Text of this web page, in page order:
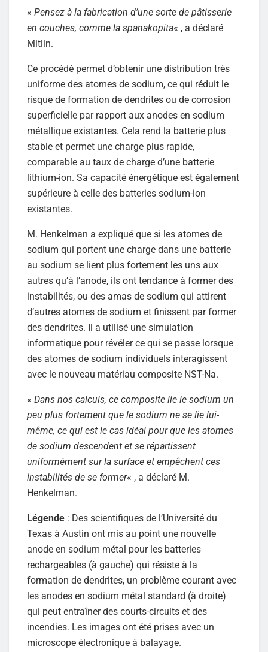
« Pensez à la fabrication d’une sorte de pâtisserie
en couches, comme la spanakopita« , a déclaré
Mitlin.
Ce procédé permet d’obtenir une distribution très
uniforme des atomes de sodium, ce qui réduit le
risque de formation de dendrites ou de corrosion
superficielle par rapport aux anodes en sodium
métallique existantes. Cela rend la batterie plus
stable et permet une charge plus rapide,
comparable au taux de charge d’une batterie
lithium-ion. Sa capacité énergétique est également
supérieure à celle des batteries sodium-ion
existantes.
M. Henkelman a expliqué que si les atomes de
sodium qui portent une charge dans une batterie
au sodium se lient plus fortement les uns aux
autres qu’à l’anode, ils ont tendance à former des
instabilités, ou des amas de sodium qui attirent
d’autres atomes de sodium et finissent par former
des dendrites. Il a utilisé une simulation
informatique pour révéler ce qui se passe lorsque
des atomes de sodium individuels interagissent
avec le nouveau matériau composite NST-Na.
« Dans nos calculs, ce composite lie le sodium un
peu plus fortement que le sodium ne se lie lui-
même, ce qui est le cas idéal pour que les atomes
de sodium descendent et se répartissent
uniformément sur la surface et empêchent ces
instabilités de se former« , a déclaré M.
Henkelman.
Légende : Des scientifiques de l’Université du
Texas à Austin ont mis au point une nouvelle
anode en sodium métal pour les batteries
rechargeables (à gauche) qui résiste à la
formation de dendrites, un problème courant avec
les anodes en sodium métal standard (à droite)
qui peut entraîner des courts-circuits et des
incendies. Les images ont été prises avec un
microscope électronique à balayage.